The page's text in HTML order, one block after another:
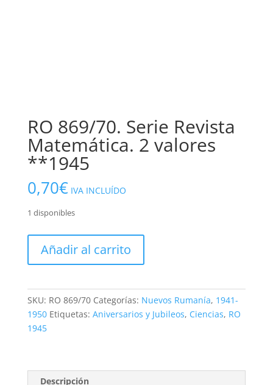
RO 869/70. Serie Revista
Matemática. 2 valores
**1945
0,70€ IVA INCLUÍDO
1 disponibles
869/70.
Matemática.
2
valores
Añadir al carrito
SKU: RO 869/70 Categorías: Nuevos Rumanía, 1941-
1950 Etiquetas: Aniversarios y Jubileos, Ciencias, RO
1945
Descripción